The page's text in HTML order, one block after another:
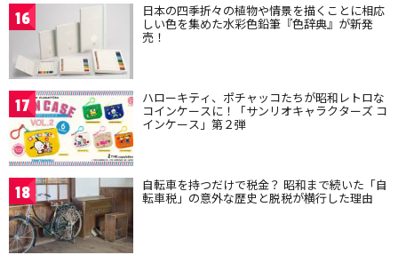
16 日本の四季折々の植物や情景を描くことに相応
しい色を集めた水彩色鉛筆『色辞典』が新発
売！
17 ハローキティ、ポチャッコたちが昭和レトロな
コインケースに！「サンリオキャラクターズ コ
インケース」第２弾
18 自転車を持つだけで税金？ 昭和まで続いた「自
転車税」の意外な歴史と脱税が横行した理由